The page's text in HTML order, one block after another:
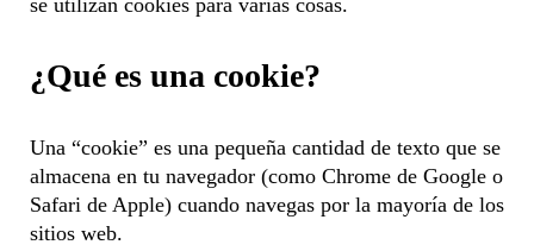
se utilizan cookies para varias cosas.
¿Qué es una cookie?
Una “cookie” es una pequeña cantidad de texto que se
almacena en tu navegador (como Chrome de Google o
Safari de Apple) cuando navegas por la mayoría de los
sitios web.